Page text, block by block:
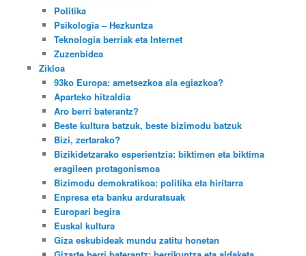
Politika
Psikologia – Hezkuntza
Teknologia berriak eta Internet
Zuzenbidea
Zikloa
93ko Europa: ametsezkoa ala egiazkoa?
Aparteko hitzaldia
Aro berri baterantz?
Beste kultura batzuk, beste bizimodu batzuk
Bizi, zertarako?
Bizikidetzarako esperientzia: biktimen eta biktima
eragileen protagonismoa
Bizimodu demokratikoa: politika eta hiritarra
Enpresa eta banku arduratsuak
Europari begira
Euskal kultura
Giza eskubideak mundu zatitu honetan